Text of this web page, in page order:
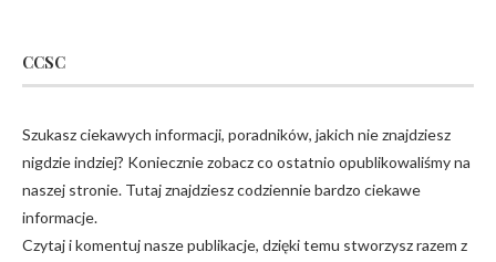
CCSC
Szukasz ciekawych informacji, poradników, jakich nie znajdziesz
nigdzie indziej? Koniecznie zobacz co ostatnio opublikowaliśmy na
naszej stronie. Tutaj znajdziesz codziennie bardzo ciekawe
informacje.
Czytaj i komentuj nasze publikacje, dzięki temu stworzysz razem z